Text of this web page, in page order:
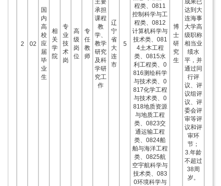
2 02
国
内
高
校
应
届
毕
业
生
相
关
学
院
专
业
技
术
岗
高
级
岗
位
专
任
教
师
主要
承担
课程
教
学、
教学
研究
及科
学研
究工
作
辽
宁
省
大
连
市
5
程类、0811
控制科学与工
程类、0812
计算机科学与
技术类、081
4土木工程
类、0815水
利工程类、0
816测绘科学
与技术类、0
817化学工程
与技术类、0
818地质资源
与地质工程
类、0823交
通运输工程
类、0824船
舶与海洋工程
类、0825航
空宇航科学与
技术类、083
0环境科学与
博
士
研
究
生
成果已
达到大
连海事
大学高
级职称
相当业
绩水
平，并
通过同
行评
议、评
议组评
议、评
委会评
审等评
议和评
审环
节；
3.年龄
不超过
38周
岁。